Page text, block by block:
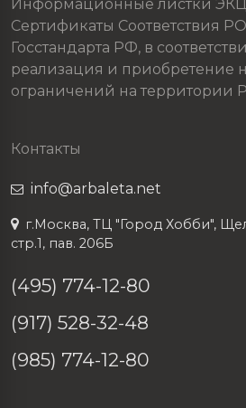
Информационные листки
Сертификаты Соответствия
Госстандарта РФ, в
реализация и приобретение
ограничений на территории
Контакты
info@arbaleta.net
г.Москва, ТЦ "Город Хобби",
стр.1, пав. 206Б
(495) 774-12-80
(917) 528-32-48
(985) 774-12-80